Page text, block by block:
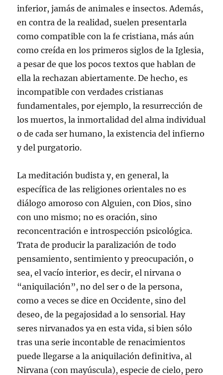
inferior, jamás de animales e insectos. Además,
en contra de la realidad, suelen presentarla
como compatible con la fe cristiana, más aún
como creída en los primeros siglos de la Iglesia,
a pesar de que los pocos textos que hablan de
ella la rechazan abiertamente. De hecho, es
incompatible con verdades cristianas
fundamentales, por ejemplo, la resurrección de
los muertos, la inmortalidad del alma individual
o de cada ser humano, la existencia del infierno
y del purgatorio.
La meditación budista y, en general, la
específica de las religiones orientales no es
diálogo amoroso con Alguien, con Dios, sino
con uno mismo; no es oración, sino
reconcentración e introspección psicológica.
Trata de producir la paralización de todo
pensamiento, sentimiento y preocupación, o
sea, el vacío interior, es decir, el nirvana o
“aniquilación”, no del ser o de la persona,
como a veces se dice en Occidente, sino del
deseo, de la pegajosidad a lo sensorial. Hay
seres nirvanados ya en esta vida, si bien sólo
tras una serie incontable de renacimientos
puede llegarse a la aniquilación definitiva, al
Nirvana (con mayúscula), especie de cielo, pero